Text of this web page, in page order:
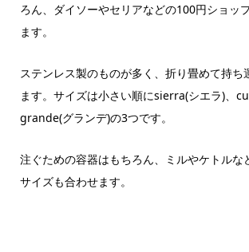
ろん、ダイソーやセリアなどの100円ショッ
ます。
ステンレス製のものが多く、折り畳めて持ち
ます。サイズは小さい順にsierra(シエラ)、
grande(グランデ)の3つです。
注ぐための容器はもちろん、ミルやケトルな
サイズも合わせます。